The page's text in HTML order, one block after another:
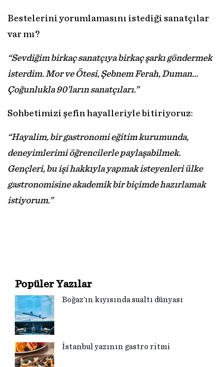
Bestelerini yorumlamasını istediği sanatçılar
var mı?
“Sevdiğim birkaç sanatçıya birkaç şarkı göndermek
isterdim. Mor ve Ötesi, Şebnem Ferah, Duman…
Çoğunlukla 90’ların sanatçıları.”
Sohbetimizi şefin hayalleriyle bitiriyoruz:
“Hayalim, bir gastronomi eğitim kurumunda,
deneyimlerimi öğrencilerle paylaşabilmek.
Gençleri, bu işi hakkıyla yapmak isteyenleri ülke
gastronomisine akademik bir biçimde hazırlamak
istiyorum.”
Popüler Yazılar
Boğaz’ın kıyısında sualtı dünyası
İstanbul yazının gastro ritmi